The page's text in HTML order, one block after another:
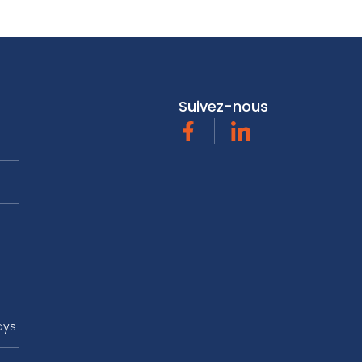
Suivez-nous
FacebookLinkedin